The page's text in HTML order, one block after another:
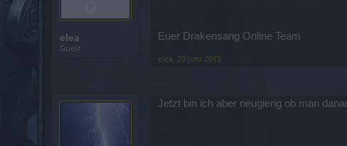
elea
Guest
Euer Drakensang Online Team
elea, 29 Juni 2015
Jetzt bin ich aber neugierig ob man